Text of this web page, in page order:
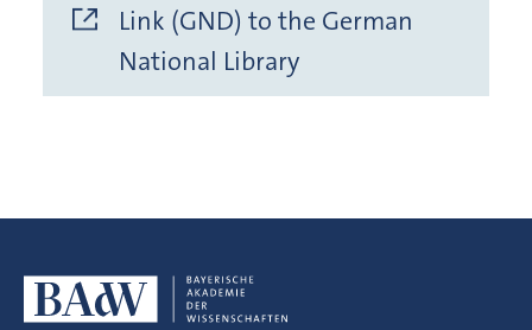
Link (GND) to the German
National Library